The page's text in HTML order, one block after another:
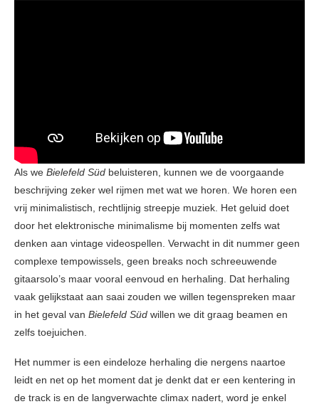
Als we Bielefeld Süd beluisteren, kunnen we de voorgaande
beschrijving zeker wel rijmen met wat we horen. We horen een
vrij minimalistisch, rechtlijnig streepje muziek. Het geluid doet
door het elektronische minimalisme bij momenten zelfs wat
denken aan vintage videospellen. Verwacht in dit nummer geen
complexe tempowissels, geen breaks noch schreeuwende
gitaarsolo’s maar vooral eenvoud en herhaling. Dat herhaling
vaak gelijkstaat aan saai zouden we willen tegenspreken maar
in het geval van Bielefeld Süd willen we dit graag beamen en
zelfs toejuichen.
Het nummer is een eindeloze herhaling die nergens naartoe
leidt en net op het moment dat je denkt dat er een kentering in
de track is en de langverwachte climax nadert, word je enkel